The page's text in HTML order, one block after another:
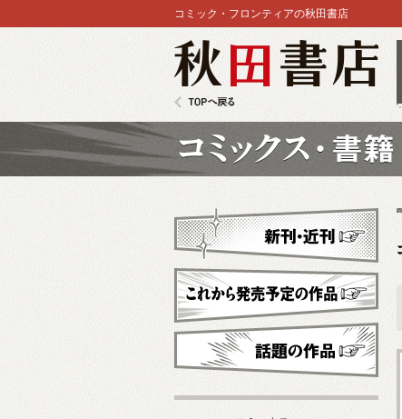
コミック・フロンティアの秋田書店
新刊・近刊
これから発売予定